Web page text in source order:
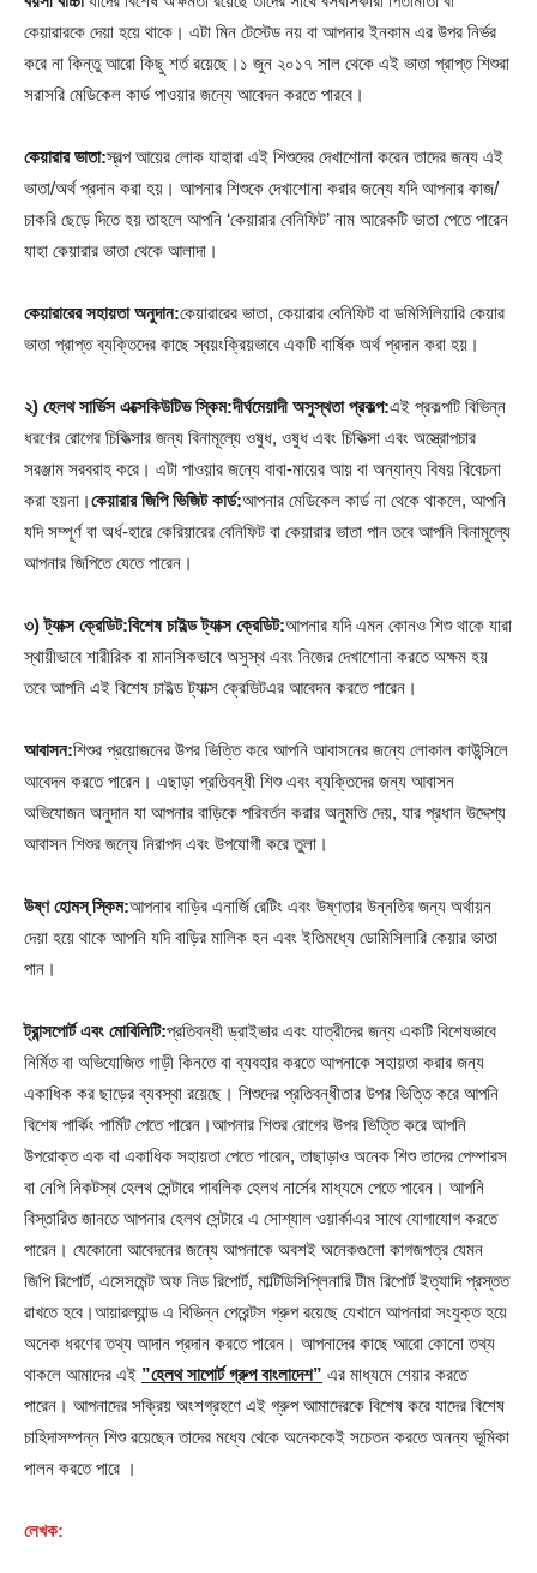
কেয়ারারকে দেয়া হয়ে থাকে। এটা মিন টেস্টেড নয় বা আপনার ইনকাম এর উপর নির্ভর
করে না কিন্তু আরো কিছু শর্ত রয়েছে।১ জুন ২০১৭ সাল থেকে এই ভাতা প্রাপ্ত শিশুরা
সরাসরি মেডিকেল কার্ড পাওয়ার জন্যে আবেদন করতে পারবে।
কেয়ারার ভাতা:স্বল্প আয়ের লোক যাহারা এই শিশুদের দেখাশোনা করেন তাদের জন্য এই
ভাতা/অর্থ প্রদান করা হয়। আপনার শিশুকে দেখাশোনা করার জন্যে যদি আপনার কাজ/
চাকরি ছেড়ে দিতে হয় তাহলে আপনি ‘কেয়ারার বেনিফিট’ নাম আরেকটি ভাতা পেতে পারেন
যাহা কেয়ারার ভাতা থেকে আলাদা।
কেয়ারারের সহায়তা অনুদান:কেয়ারারের ভাতা, কেয়ারার বেনিফিট বা ডমিসিলিয়ারি কেয়ার
ভাতা প্রাপ্ত ব্যক্তিদের কাছে স্বয়ংক্রিয়ভাবে একটি বার্ষিক অর্থ প্রদান করা হয়।
২) হেলথ সার্ভিস এক্সেকিউটিভ স্কিম:দীর্ঘমেয়াদী অসুস্থতা প্রকল্প:এই প্রকল্পটি বিভিন্ন
ধরণের রোগের চিকিত্সার জন্য বিনামূল্যে ওষুধ, ওষুধ এবং চিকিত্সা এবং অস্ত্রোপচার
সরঞ্জাম সরবরাহ করে। এটা পাওয়ার জন্যে বাবা-মায়ের আয় বা অন্যান্য বিষয় বিবেচনা
করা হয়না।কেয়ারার জিপি ভিজিট কার্ড:আপনার মেডিকেল কার্ড না থেকে থাকলে, আপনি
যদি সম্পূর্ণ বা অর্ধ-হারে কেরিয়ারের বেনিফিট বা কেয়ারার ভাতা পান তবে আপনি বিনামূল্যে
আপনার জিপিতে যেতে পারেন।
৩) ট্যাক্স ক্রেডিট:বিশেষ চাইল্ড ট্যাক্স ক্রেডিট:আপনার যদি এমন কোনও শিশু থাকে যারা
স্থায়ীভাবে শারীরিক বা মানসিকভাবে অসুস্থ এবং নিজের দেখাশোনা করতে অক্ষম হয়
তবে আপনি এই বিশেষ চাইল্ড ট্যাক্স ক্রেডিটএর আবেদন করতে পারেন।
আবাসন:শিশুর প্রয়োজনের উপর ভিত্তি করে আপনি আবাসনের জন্যে লোকাল কাউন্সিলে
আবেদন করতে পারেন। এছাড়া প্রতিবন্ধী শিশু এবং ব্যক্তিদের জন্য আবাসন
অভিযোজন অনুদান যা আপনার বাড়িকে পরিবর্তন করার অনুমতি দেয়, যার প্রধান উদ্দেশ্য
আবাসন শিশুর জন্যে নিরাপদ এবং উপযোগী করে তুলা।
উষ্ণ হোমস্ স্কিম:আপনার বাড়ির এনার্জি রেটিং এবং উষ্ণতার উন্নতির জন্য অর্থায়ন
দেয়া হয়ে থাকে আপনি যদি বাড়ির মালিক হন এবং ইতিমধ্যে ডোমিসিলারি কেয়ার ভাতা
পান।
ট্রান্সপোর্ট এবং মোবিলিটি:প্রতিবন্ধী ড্রাইভার এবং যাত্রীদের জন্য একটি বিশেষভাবে
নির্মিত বা অভিযোজিত গাড়ী কিনতে বা ব্যবহার করতে আপনাকে সহায়তা করার জন্য
একাধিক কর ছাড়ের ব্যবস্থা রয়েছে। শিশুদের প্রতিবন্ধীতার উপর ভিত্তি করে আপনি
বিশেষ পার্কিং পার্মিট পেতে পারেন।আপনার শিশুর রোগের উপর ভিত্তি করে আপনি
উপরোক্ত এক বা একাধিক সহায়তা পেতে পারেন, তাছাড়াও অনেক শিশু তাদের পেম্পারস
বা নেপি নিকটস্থ হেলথ সেন্টারে পাবলিক হেলথ নার্সের মাধ্যমে পেতে পারেন। আপনি
বিস্তারিত জানতে আপনার হেলথ সেন্টারে এ সোশ্যাল ওয়ার্কাএর সাথে যোগাযোগ করতে
পারেন। যেকোনো আবেদনের জন্যে আপনাকে অবশই অনেকগুলো কাগজপত্র যেমন
জিপি রিপোর্ট, এসেসমেন্ট অফ নিড রিপোর্ট, মাল্টিডিসিপ্লিনারি টীম রিপোর্ট ইত্যাদি প্রস্তত
রাখতে হবে।আয়ারল্যান্ড এ বিভিন্ন পেরেন্টস গ্রুপ রয়েছে যেখানে আপনারা সংযুক্ত হয়ে
অনেক ধরণের তথ্য আদান প্রদান করতে পারেন। আপনাদের কাছে আরো কোনো তথ্য
থাকলে আমাদের এই ”হেলথ সাপোর্ট গ্রুপ বাংলাদেশ” এর মাধ্যমে শেয়ার করতে
পারেন। আপনাদের সক্রিয় অংশগ্রহণে এই গ্রুপ আমাদেরকে বিশেষ করে যাদের বিশেষ
চাহিদাসম্পন্ন শিশু রয়েছেন তাদের মধ্যে থেকে অনেককেই সচেতন করতে অনন্য ভূমিকা
পালন করতে পারে ।
লেখক: